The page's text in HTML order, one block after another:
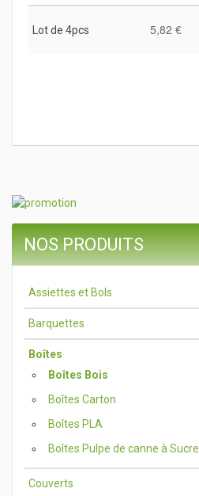
Lot de 4pcs 5,82 €
NOS PRODUITS
Assiettes et Bols
Barquettes
Boîtes
Boîtes Bois
Boîtes Carton
Boîtes PLA
Boîtes Pulpe de canne à Sucre
Couverts